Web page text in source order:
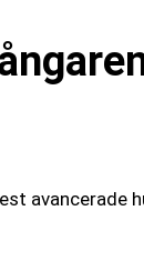
avancerade